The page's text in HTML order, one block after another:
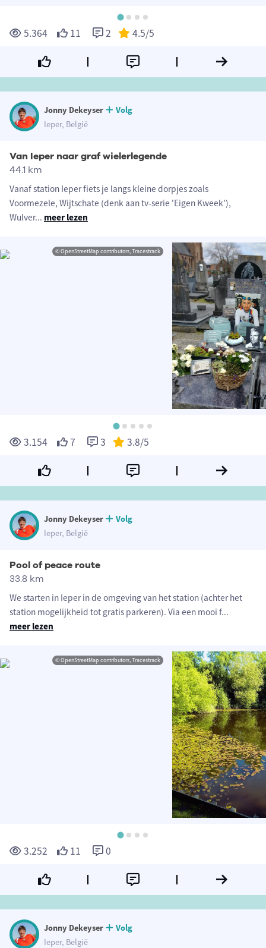
5.364 11 2 4.5/5
Jonny Dekeyser
Volg
Ieper, België
Van Ieper naar graf wielerlegende
44.1 km
Vanaf station Ieper fiets je langs kleine dorpjes zoals
Voormezele, Wijtschate (denk aan tv-serie 'Eigen Kweek'),
Wulver... meer lezen
© OpenStreetMap contributors, Tracestrack
3.154 7 3 3.8/5
Jonny Dekeyser
Volg
Ieper, België
Pool of peace route
33.8 km
We starten in Ieper in de omgeving van het station (achter het
station mogelijkheid tot gratis parkeren). Via een mooi f...
meer lezen
© OpenStreetMap contributors, Tracestrack
3.252 11 0
Jonny Dekeyser
Volg
Ieper, België